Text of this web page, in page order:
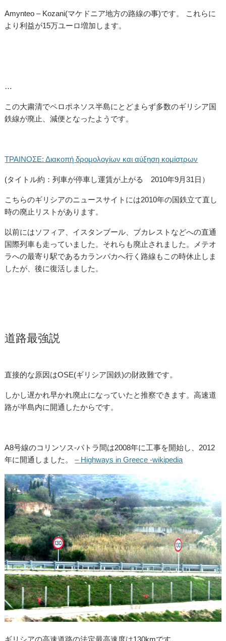
Amynteo – Kozani(マケドニア地方の路線の事)です。 これらに
より利益が15万ユーロ増加します。
…
この大粛清でペロポネソス半島にとどまらず多数のギリシア国
鉄線が廃止、減便となったようです。
ΤΡΑΙΝΟΣΕ: Διακοπή δρομολογίων και αύξηση κομίστρων
(タイトル約：列車が停車し運賃が上がる 2010年9月31日）
こちらのギリシアのニュースサイトには2010年の国鉄立て直し
時の廃止リストがあります。
以前にはソフィア、イスタンブール、ブカレストなどへの直通
国際列車も走っていました。それらも廃止されました。メテオ
ラへの最寄り駅であるカランパカへ行く路線もこの時休止しま
したが、後に復活しました。
道路最強説
直接的な原因はOSE(ギリシア国鉄)の財政難です。
しかし遅かれ早かれ廃止になっていたと推察できます。高速道
路が半島内に開通したからです。
A8号線のコリンソス-パトラ間は2008年に工事を開始し、2012
年に開通しました。– Highways in Greece -wikipedia
ギリシアの高速道路の法定最高速度は130kmです。